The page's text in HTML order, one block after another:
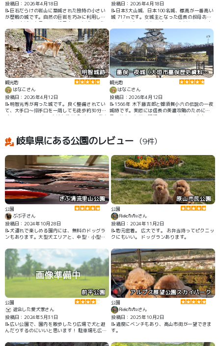
投稿日：2026年4月18日
📝巨石だらけの岩山に築城された独特の小さい
が歴戦の城です。自然の巨岩を巧みに利用した
天空の山城とも言われ、続日本100名城に選定
されています。1334年 岩村城の遠山氏が砦を築
いた後、織田と武田で攻防が続き、1600年 家康
の命により遠山友政が攻略後、苗木藩が明治ま
で治めました。苗木藩は、最小の城持ち藩（1万
500石）です。
投稿日：2026年4月18日
📝日本3大山城、日本100名城、標高が一番高い
城 717mです。女城主となった信長の叔母おつ
やの方の活躍と悲劇の城としても知られていま
す。1221年 鎌倉中期 岩村遠山氏が築城した歴
戦の城で、江戸時代は岩村藩3万6千石として明
治まで続きました。お城も歴史も城下町も十分
な史跡でした。 歴史資料館は藩主邸跡にあり、
岩村城表御門と太鼓櫓などもあります。
明智城跡
観光地
はなこさん
投稿日：2026年4月12日
📝明智光秀が育った城です。良く整備されてい
て、大手口～搦手口を一周しても徒歩約30分ほ
どでした。 1342年 土岐頼兼が「明智」と改名
人が籠城（光秀の養父）するが落城 光秀
は明智家再興を託され、明智城から逃れ朝倉氏
墨俣一夜城（大垣市墨俣歴史資料館）
観光地
はなこさん
投稿日：2026年4月12日
📝1566年 木下藤吉郎と蜂須賀小六の伝説の一夜
城跡です。実際には信長の美濃攻略のために数
日で築かれた砦と記録されています。現在ある
上階からの眺望も素敵です。近くに、さい川さ
くら公園があり、広い草地を散歩できます。
岐阜県にある公園のレビュー （9件）
ぎふ清流里山公園
公園
ぶぶ子さん
投稿日：2024年10月28日
📝犬連れで楽しめる園内には、無料のドッグラ
ンもあります。大型犬エリアと、中型・小型犬
ます。 テラス席のあるお蕎麦屋さんがあるので
一休み出来ます。
原山市民公園
公園
Rieko🐑🐑さん
投稿日：2024年11月2日
📝地元密着。 広大です。 お弁当持ってピクニッ
クにもいい。 ドッグランあります。
前平公園
公園
退会した愛犬家さん
投稿日：2024年5月31日
📝広い公園で、園内を散歩したり広場で犬と遊
んだりするのにいいと思います！ 駐車場も広く
アルプス展望公園スカイパーク
公園
Rieko🐑🐑さん
投稿日：2025年10月2日
📝適度にベンチもあり、高山市街が一望できま
す。